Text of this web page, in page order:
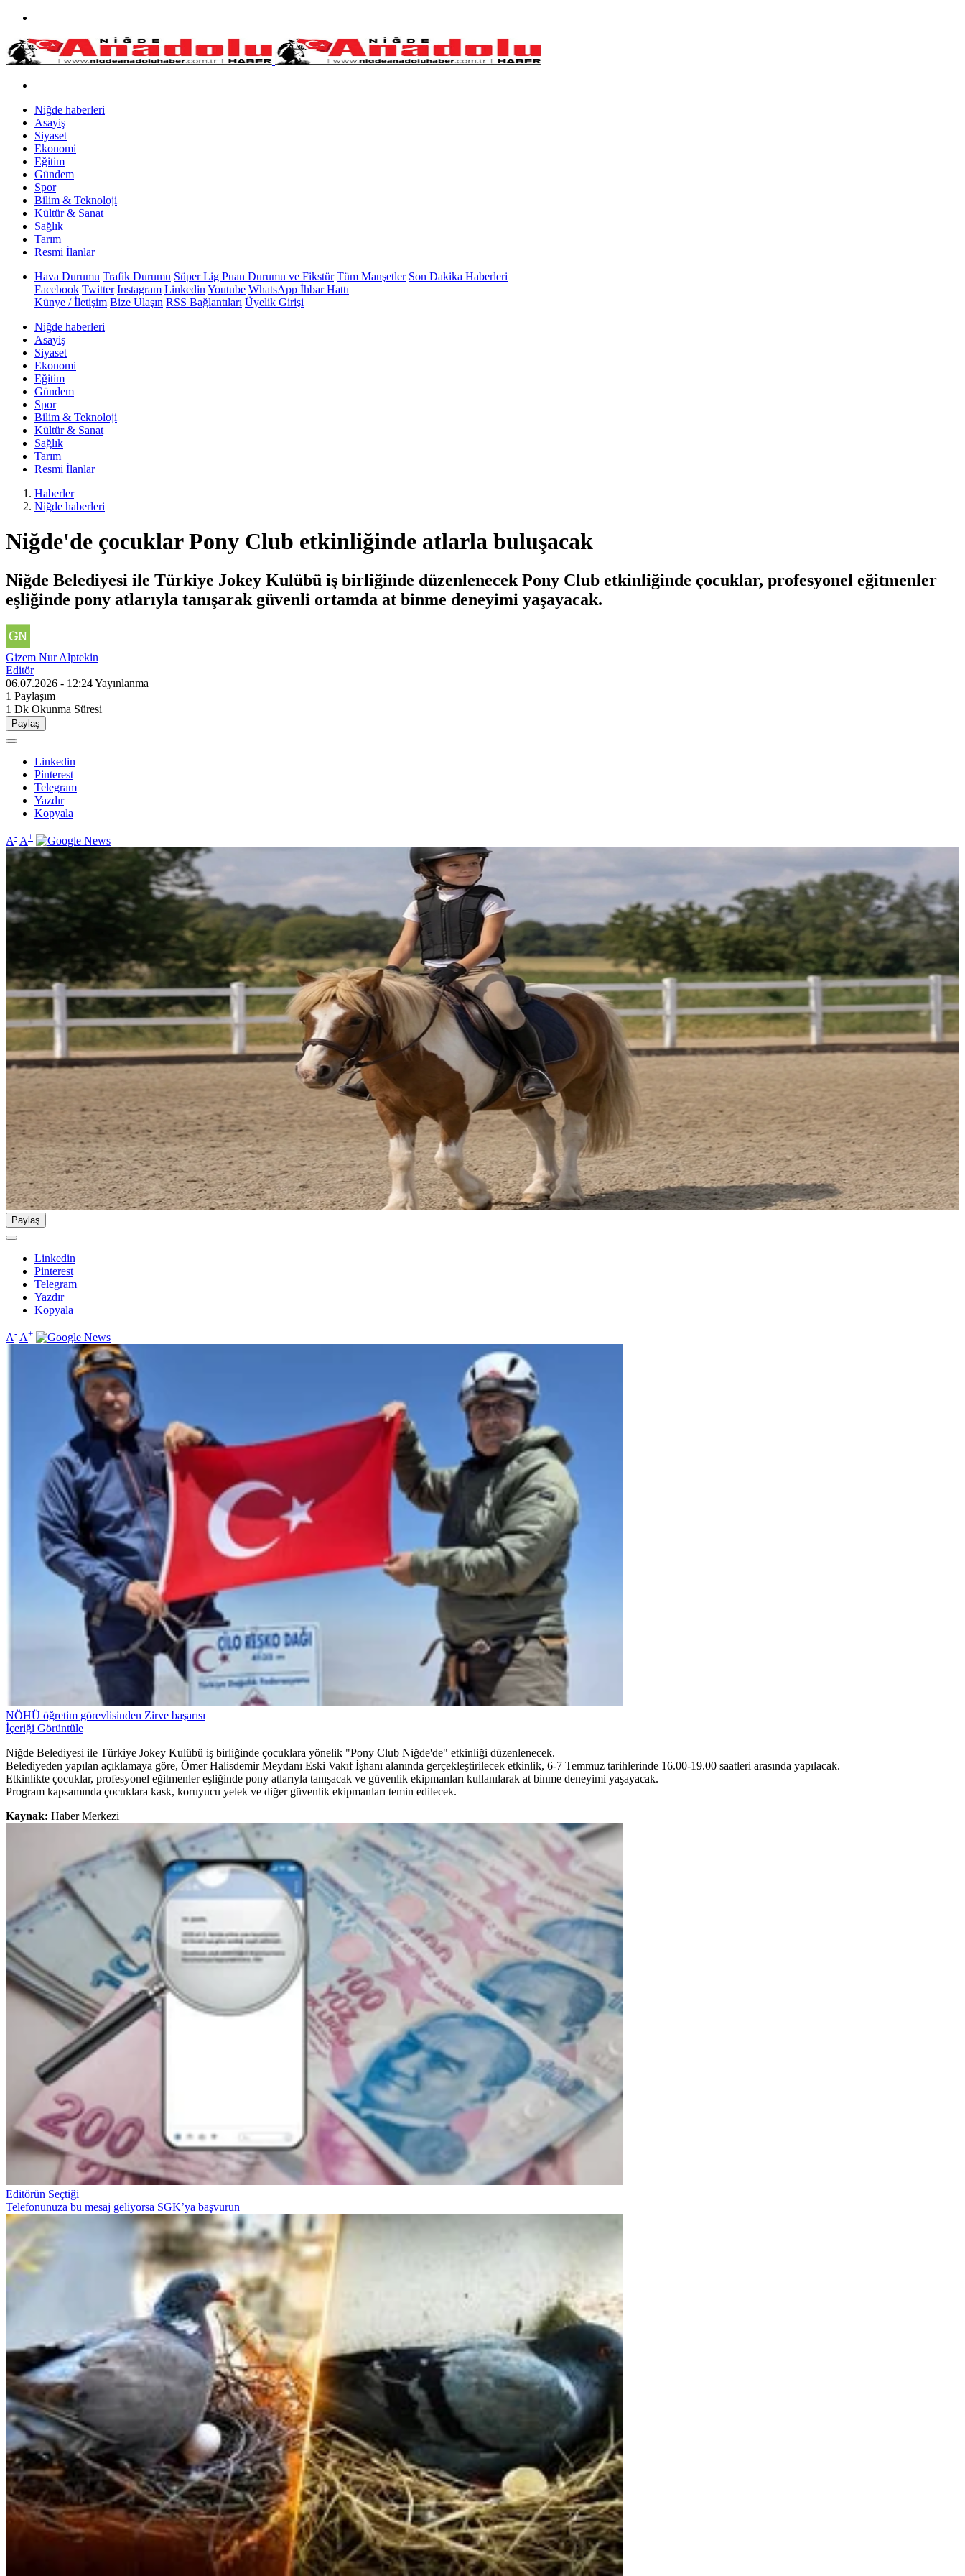
Niğde haberleri
Asayiş
Siyaset
Ekonomi
Eğitim
Gündem
Spor
Bilim & Teknoloji
Kültür & Sanat
Sağlık
Tarım
Resmi İlanlar
Hava Durumu Trafik Durumu Süper Lig Puan Durumu ve Fikstür Tüm Manşetler Son Dakika Haberleri
Facebook Twitter Instagram Linkedin Youtube WhatsApp İhbar Hattı
Künye / İletişim Bize Ulaşın RSS Bağlantıları Üyelik Girişi
Niğde haberleri
Asayiş
Siyaset
Ekonomi
Eğitim
Gündem
Spor
Bilim & Teknoloji
Kültür & Sanat
Sağlık
Tarım
Resmi İlanlar
Haberler
Niğde haberleri
Niğde'de çocuklar Pony Club etkinliğinde atlarla buluşacak
Niğde Belediyesi ile Türkiye Jokey Kulübü iş birliğinde düzenlenecek Pony Club etkinliğinde çocuklar, profesyonel eğitmenler
eşliğinde pony atlarıyla tanışarak güvenli ortamda at binme deneyimi yaşayacak.
Gizem Nur Alptekin
Editör
06.07.2026 - 12:24Yayınlanma
1 Paylaşım
1 Dk Okunma Süresi
Paylaş
Linkedin
Pinterest
Telegram
Yazdır
Kopyala
A- A+
Paylaş
Linkedin
Pinterest
Telegram
Yazdır
Kopyala
A- A+
NÖHÜ öğretim görevlisinden Zirve başarısı
İçeriği Görüntüle
Niğde Belediyesi ile Türkiye Jokey Kulübü iş birliğinde çocuklara yönelik "Pony Club Niğde'de" etkinliği düzenlenecek.
Belediyeden yapılan açıklamaya göre, Ömer Halisdemir Meydanı Eski Vakıf İşhanı alanında gerçekleştirilecek etkinlik, 6-7 Temmuz tarihlerinde 16.00-19.00 saatleri arasında yapılacak.
Etkinlikte çocuklar, profesyonel eğitmenler eşliğinde pony atlarıyla tanışacak ve güvenlik ekipmanları kullanılarak at binme deneyimi yaşayacak.
Program kapsamında çocuklara kask, koruyucu yelek ve diğer güvenlik ekipmanları temin edilecek.
Kaynak: Haber Merkezi
Editörün Seçtiği
Telefonunuza bu mesaj geliyorsa SGK’ya başvurun